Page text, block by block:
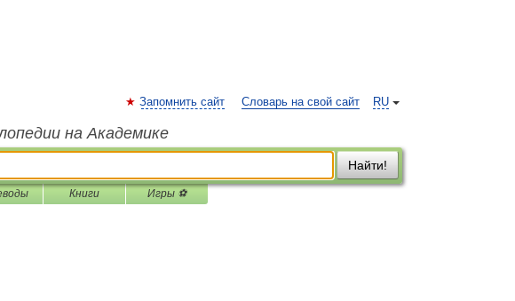
RU
Запомнить сайт Словарь на свой сайт
на Академике
Найти!
Книги Игры ⚽